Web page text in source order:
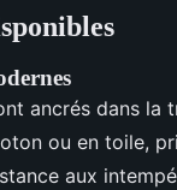
ancrés dans la
ou en toile,
aux